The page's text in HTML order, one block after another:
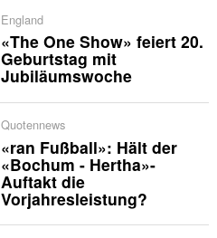
England
«The One Show» feiert 20.
Geburtstag mit
Jubiläumswoche
Quotennews
«ran Fußball»: Hält der
«Bochum - Hertha»-
Auftakt die
Vorjahresleistung?